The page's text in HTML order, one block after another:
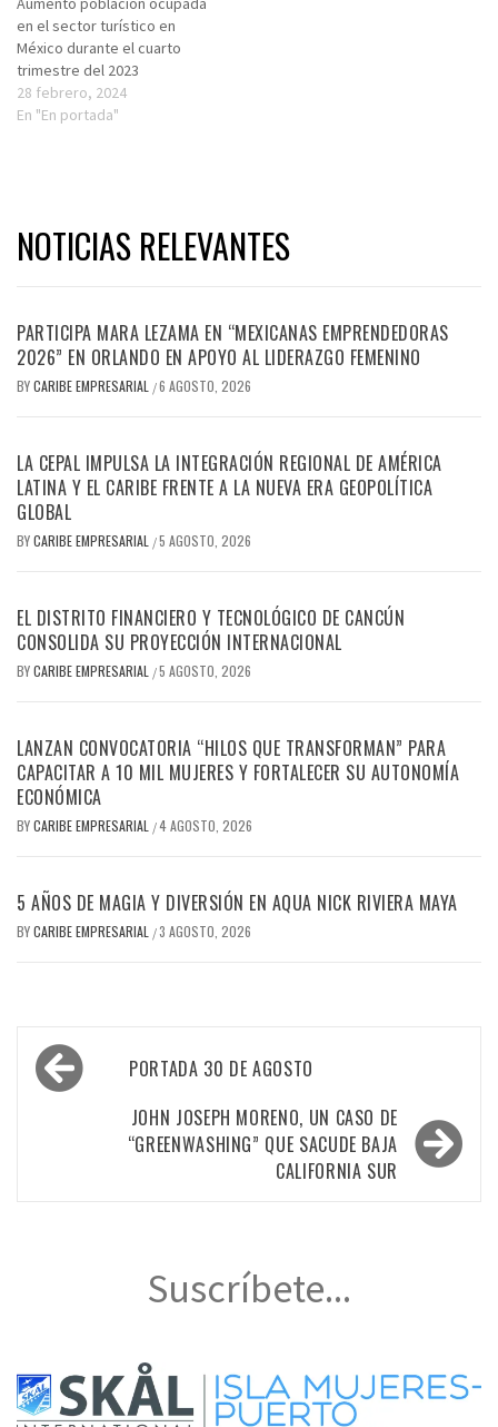
en el sector turístico en
México durante el cuarto
trimestre del 2023
28 febrero, 2024
En "En portada"
NOTICIAS RELEVANTES
PARTICIPA MARA LEZAMA EN “MEXICANAS EMPRENDEDORAS
2026” EN ORLANDO EN APOYO AL LIDERAZGO FEMENINO
BYCARIBE EMPRESARIAL /6 AGOSTO, 2026
LA CEPAL IMPULSA LA INTEGRACIÓN REGIONAL DE AMÉRICA
LATINA Y EL CARIBE FRENTE A LA NUEVA ERA GEOPOLÍTICA
GLOBAL
BYCARIBE EMPRESARIAL /5 AGOSTO, 2026
EL DISTRITO FINANCIERO Y TECNOLÓGICO DE CANCÚN
CONSOLIDA SU PROYECCIÓN INTERNACIONAL
BYCARIBE EMPRESARIAL /5 AGOSTO, 2026
LANZAN CONVOCATORIA “HILOS QUE TRANSFORMAN” PARA
CAPACITAR A 10 MIL MUJERES Y FORTALECER SU AUTONOMÍA
ECONÓMICA
BYCARIBE EMPRESARIAL /4 AGOSTO, 2026
5 AÑOS DE MAGIA Y DIVERSIÓN EN AQUA NICK RIVIERA MAYA
BYCARIBE EMPRESARIAL /3 AGOSTO, 2026
Navegación
de
entradas
PORTADA 30 DE AGOSTO
JOHN JOSEPH MORENO, UN CASO DE
“GREENWASHING” QUE SACUDE BAJA
CALIFORNIA SUR
Suscríbete...